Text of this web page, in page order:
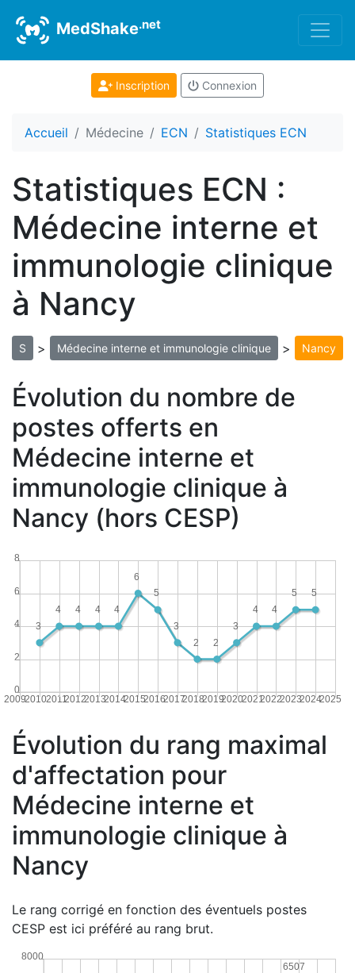
MedShake.net
Inscription Connexion
Accueil Médecine ECN Statistiques ECN
Statistiques ECN :
Médecine interne et
immunologie clinique
à Nancy
S > Médecine interne et immunologie clinique > Nancy
Évolution du nombre de
postes offerts en
Médecine interne et
immunologie clinique à
Nancy (hors CESP)
20092010201120122013201420152016201720182019202020212022202320242025
0
2
4
6
8
5
5
4
4
3
2
2
3
5
6
4
4
4
4
3
Évolution du rang maximal
d'affectation pour
Médecine interne et
immunologie clinique à
Nancy
Le rang corrigé en fonction des éventuels postes
CESP est ici préféré au rang brut.
8000
6507